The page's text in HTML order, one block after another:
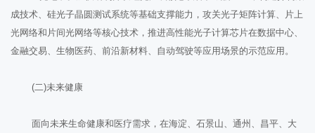
成技术、硅光子晶圆测试系统等基础支撑能力，攻关光子矩阵计算、片上
光网络和片间光网络等核心技术，推进高性能光子计算芯片在数据中心、
金融交易、生物医药、前沿新材料、自动驾驶等应用场景的示范应用。
(二)未来健康
面向未来生命健康和医疗需求，在海淀、石景山、通州、昌平、大